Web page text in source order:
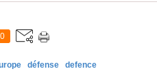
0
défense
defence